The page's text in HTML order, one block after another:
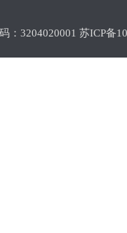
：3204020001 苏ICP备